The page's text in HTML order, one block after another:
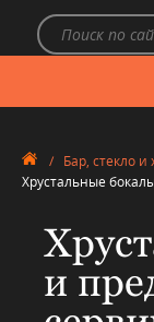
/ Бар, стекло и
Хрустальные
и